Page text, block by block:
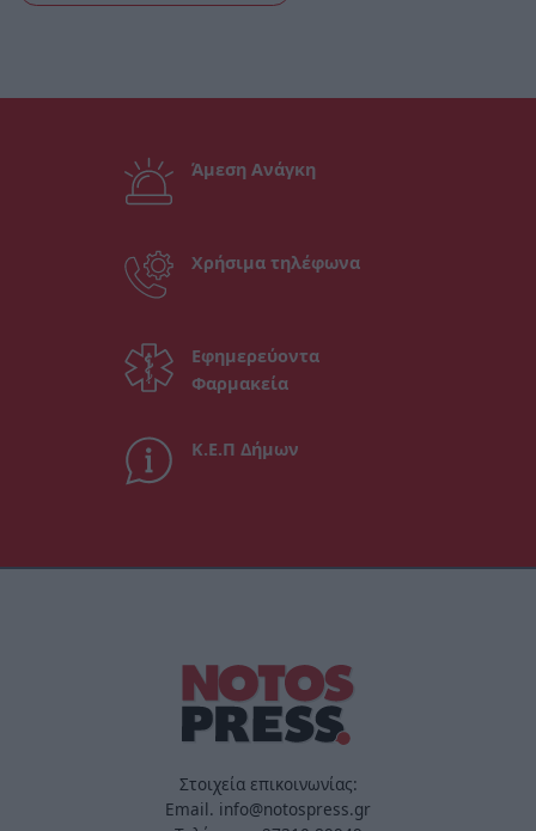
Άμεση Ανάγκη
Χρήσιμα τηλέφωνα
Εφημερεύοντα
Φαρμακεία
Κ.Ε.Π Δήμων
Στοιχεία επικοινωνίας:
Email. info@notospress.gr